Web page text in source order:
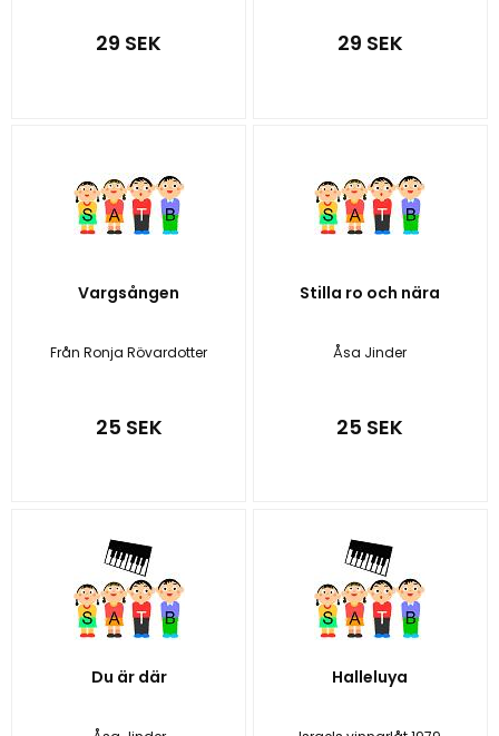
29 SEK 29 SEK
Vargsången
Från Ronja Rövardotter
25 SEK
Stilla ro och nära
Åsa Jinder
25 SEK
Du är där Halleluya